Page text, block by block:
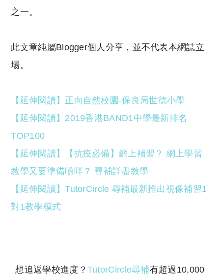
之一。
此文章純屬Blogger個人分享，並不代表本網誌立
場。
【延伸閱讀】正向自然校園-保良局世德小學
【延伸閱讀】2019香港BAND1中學最新排名
TOP100
【延伸閱讀】【抗疫必備】網上補習？ 網上學習
教學又要準備啲咩？ 尋補詳盡教學
【延伸閱讀】TutorCircle 尋補最新推出視像補習1
對1教學模式
想追返學校進度？ TutorCircle尋補有超過10,000